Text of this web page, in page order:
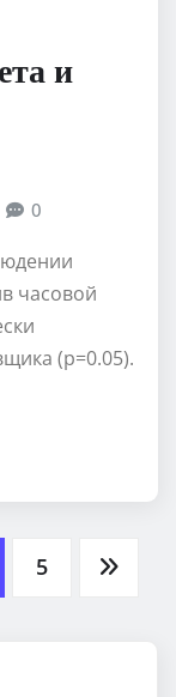
и
0
часовой
(p=0.05).
5